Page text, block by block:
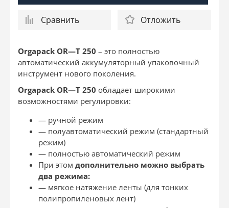
Сравнить Отложить
Orgapack OR—T 250 – это полностью
автоматический аккумуляторный упаковочный
инструмент нового поколения.
Orgapack OR—T 250 обладает широкими
возможностями регулировки:
— ручной режим
— полуавтоматический режим (стандартный
режим)
— полностью автоматический режим
При этом дополнительно можно выбрать
два режима:
— мягкое натяжение ленты (для тонких
полипропиленовых лент)